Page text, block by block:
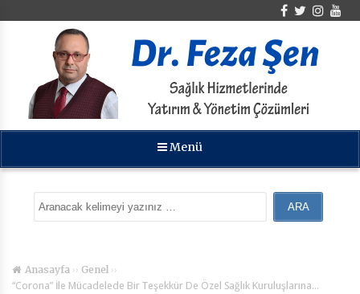
Menü
Anasayfa ›› Genel ››
“Corona” İle Mücadelede Bir Teşekkür De Özel Sağlık Kuruluşlarına…